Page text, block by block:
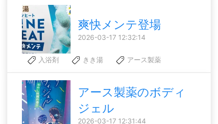
爽快メンテ登場
2026-03-17 12:32:14
入浴剤 きき湯 アース製薬
アース製薬のボディ
ジェル
2026-03-17 12:31:44